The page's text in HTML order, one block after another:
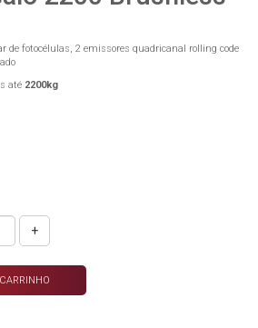
de fotocélulas, 2 emissores quadricanal rolling code
até 2200kg
+